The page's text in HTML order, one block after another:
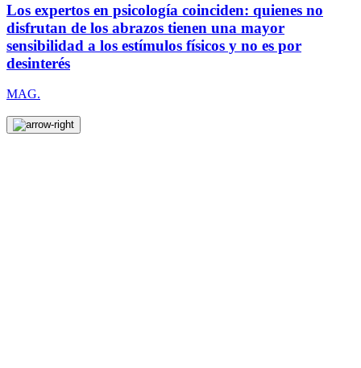
Los expertos en psicología coinciden: quienes no
disfrutan de los abrazos tienen una mayor
sensibilidad a los estímulos físicos y no es por
desinterés
MAG.